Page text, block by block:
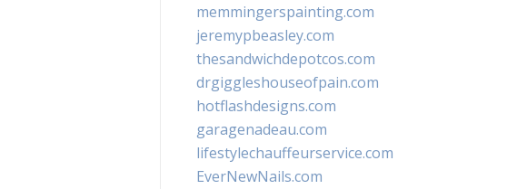
memmingerspainting.com
jeremypbeasley.com
thesandwichdepotcos.com
drgiggleshouseofpain.com
hotflashdesigns.com
garagenadeau.com
lifestylechauffeurservice.com
EverNewNails.com